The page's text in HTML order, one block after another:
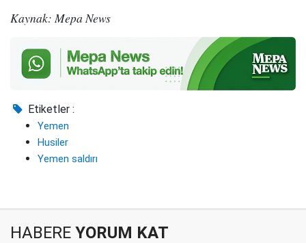
Kaynak: Mepa News
Etiketler :
Yemen
Husiler
Yemen saldırı
HABERE YORUM KAT